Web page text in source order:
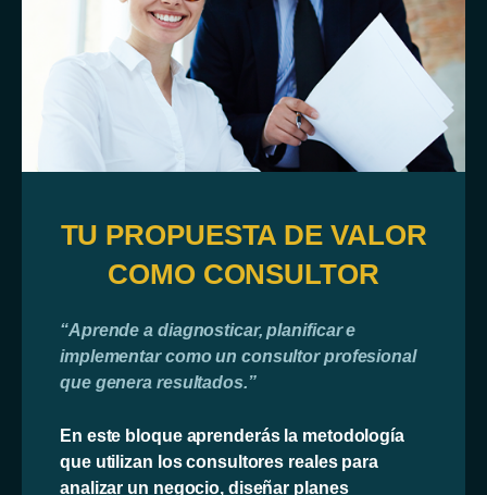
TU PROPUESTA DE VALOR
COMO CONSULTOR
“Aprende a diagnosticar, planificar e
implementar como un consultor profesional
que genera resultados.”
En este bloque aprenderás la metodología
que utilizan los consultores reales para
analizar un negocio, diseñar planes